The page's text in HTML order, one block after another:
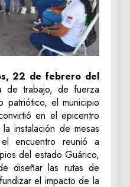
22 de febrero del
de trabajo, de fuerza
patriótico, el municipio
en el epicentro
instalación de mesas
encuentro reunió a
del estado Guárico,
diseñar las rutas de
el impacto de la